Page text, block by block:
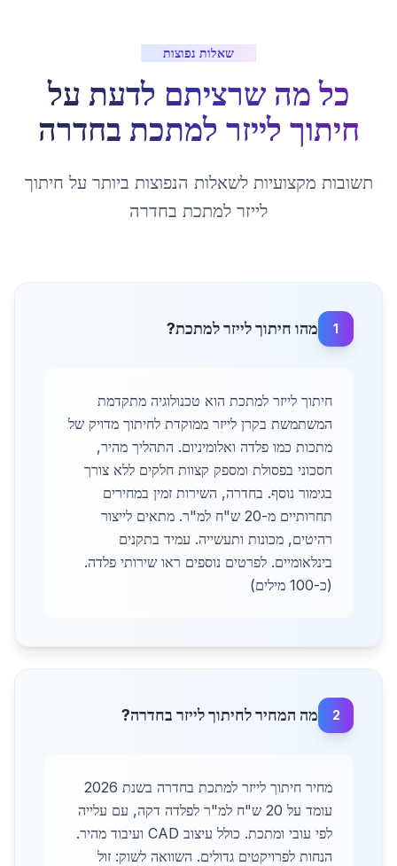
שאלות נפוצות
כל מה שרציתם לדעת על
חיתוך לייזר למתכת בחדרה
תשובות מקצועיות לשאלות הנפוצות ביותר על חיתוך
לייזר למתכת בחדרה
1 מהו חיתוך לייזר למתכת?
חיתוך לייזר למתכת הוא טכנולוגיה מתקדמת
המשתמשת בקרן לייזר ממוקדת לחיתוך מדויק של
מתכות כמו פלדה ואלומיניום. התהליך מהיר,
חסכוני בפסולת ומספק קצוות חלקים ללא צורך
בגימור נוסף. בחדרה, השירות זמין במחירים
תחרותיים מ-20 ש"ח למ"ר. מתאים לייצור
רהיטים, מכונות ותעשייה. עמיד בתקנים
בינלאומיים. לפרטים נוספים ראו שירותי פלדה.
(כ-100 מילים)
2 מה המחיר לחיתוך לייזר בחדרה?
מחיר חיתוך לייזר למתכת בחדרה בשנת 2026
עומד על 20 ש"ח למ"ר לפלדה דקה, עם עלייה
לפי עובי ומתכת. כולל עיצוב CAD ועיבוד מהיר.
הנחות לפרויקטים גדולים. השוואה לשוק: זול